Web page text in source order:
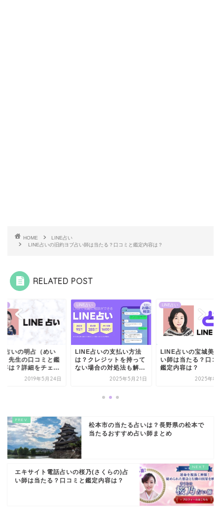
HOME
LINE占い
LINE占いの旧約ヨブ占い師は当たる？口コミと鑑定内容は？
RELATED POST
占いの明占（めい
）先生の口コミと鑑
容は？詳細をチェ...
2019年5月24日
LINE占い
LINE占いの支払い方法
は？クレジットを持って
ない場合の対処法も解...
2025年5月21日
LINE占い
LINE占いの宝城美
い師は当たる？口コ
鑑定内容は？
2025年8
松本市の当たる占いは？長野県の松本で
当たるおすすめ占い師まとめ
エキサイト電話占いの桜乃(さくらの)占
い師は当たる？口コミと鑑定内容は？